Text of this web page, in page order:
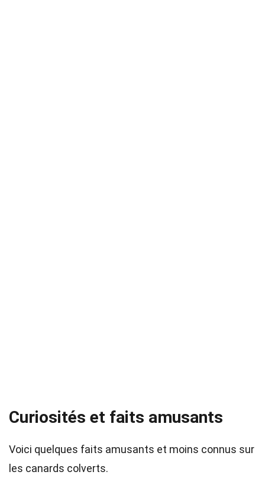
Curiosités et faits amusants
Voici quelques faits amusants et moins connus sur
les canards colverts.